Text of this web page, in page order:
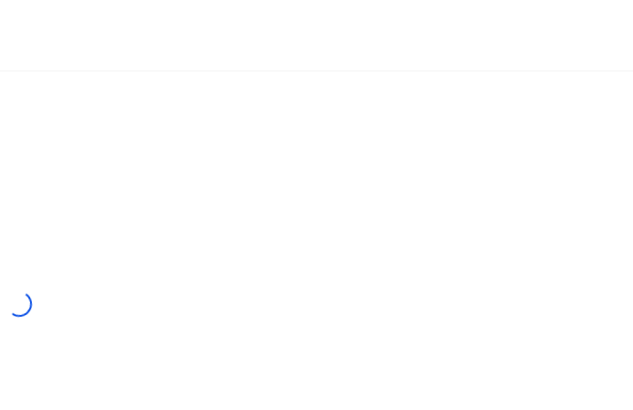
Loading...